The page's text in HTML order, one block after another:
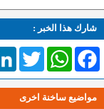
شارك هذا الخبر :
TwitterWhatsAppFacebook
مواضيع ساخنة اخرى